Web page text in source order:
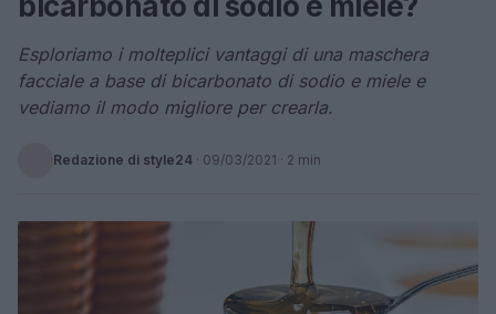
Esploriamo i molteplici vantaggi di una maschera
facciale a base di bicarbonato di sodio e miele e
vediamo il modo migliore per crearla.
Redazione di style24 · 09/03/2021 · 2 min